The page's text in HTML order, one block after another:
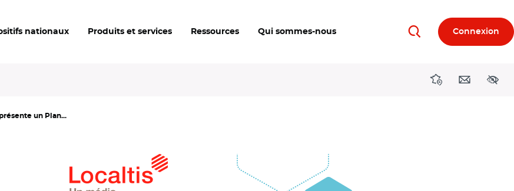
nationaux Produits et services Ressources Qui sommes-nous RechercherConnexion
DirectionsContact
un Plan...